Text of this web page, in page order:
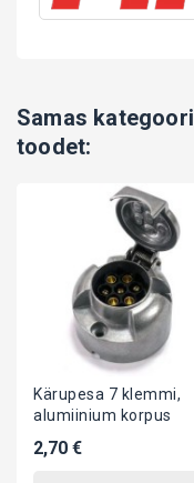
Samas
toodet:
Kärupesa 7 klemmi,
alumiinium korpus
2,70 €